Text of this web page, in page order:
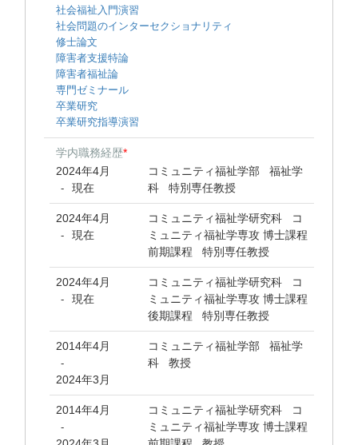
社会福祉入門演習
社会問題のインターセクショナリティ
修士論文
障害者支援特論
障害者福祉論
専門ゼミナール
卒業研究
卒業研究指導演習
学内職務経歴*
2024年4月
- 現在
コミュニティ福祉学部 福祉学
科 特別専任教授
2024年4月
- 現在
コミュニティ福祉学研究科 コ
ミュニティ福祉学専攻 博士課程
前期課程 特別専任教授
2024年4月
- 現在
コミュニティ福祉学研究科 コ
ミュニティ福祉学専攻 博士課程
後期課程 特別専任教授
2014年4月
-
2024年3月
コミュニティ福祉学部 福祉学
科 教授
2014年4月
-
コミュニティ福祉学研究科 コ
ミュニティ福祉学専攻 博士課程